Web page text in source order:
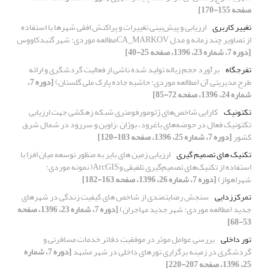
صفحه 155-170]
تغییر کاربری ارزیابی و پیش‌بینی تغییرات و پراکنش افقی شهرها با استفاده
از تصاویر چند زمانه و مدل CA_MARKOVمطالعه موردی: شهر گنبدکاووس
[دوره 7، شماره 23، 1396، صفحه 25-40]
تفرجگاه برآورد حجم زباله تولید شده ناشی از فعالیت گردشگری و ارائه
طرح مدیریتی آن (مطالعه موردی: حاشیه جاده پارک ملی گلستان) [دوره 7،
شماره 24، 1396، صفحه 72-85]
تکتونیک کارایی شاخص‌های ژئومورفومتری شبکه زهکشی جهت ارزیابی
تکتونیک فعال در حوضه‌های باغرود، بوژان ،زاوین و سررود در شمال شرق
کشور[دوره 7، شماره 25، 1396، صفحه 103-120]
تکنیک های تصمیم گیری ارزیابی زمین های بایر به منظور توسعه میان افزا با
استفاده از تکنیک‌های تصمیم‌گیری تلفیقی وArcGIS( نمونه موردی:
شهراهواز)[دوره 7، شماره 26، 1396، صفحه 163-182]
تمرکززدایی سنجش رضایتمندی از شاخص های کیفیت زندگی در شهرهای
جدید (مطالعه موردی: شهر جدید مهاجران) [دوره 7، شماره 23، 1396، صفحه
53-68]
تور داخلی بررسی عواملِ موثر در موفقیتِ دفاتر خدمات مسافرتی و
گردشگری در زمینه برگزاری تورهای داخلی در شهر مشهد [دوره 7، شماره
25، 1396، صفحه 207-220]